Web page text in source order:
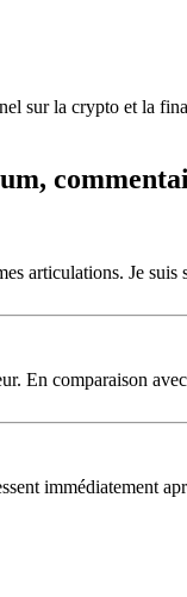
sur la crypto et la
articulations. Je
En comparaison
immédiatement